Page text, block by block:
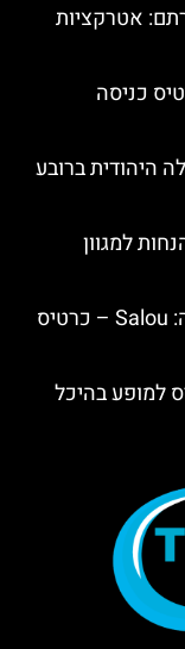
אטרקציות
כניסה
היהודית ברובע
למגוון
פארק המים PortAventura בברצלונה: Salou – כרטיס
למופע בהיכל